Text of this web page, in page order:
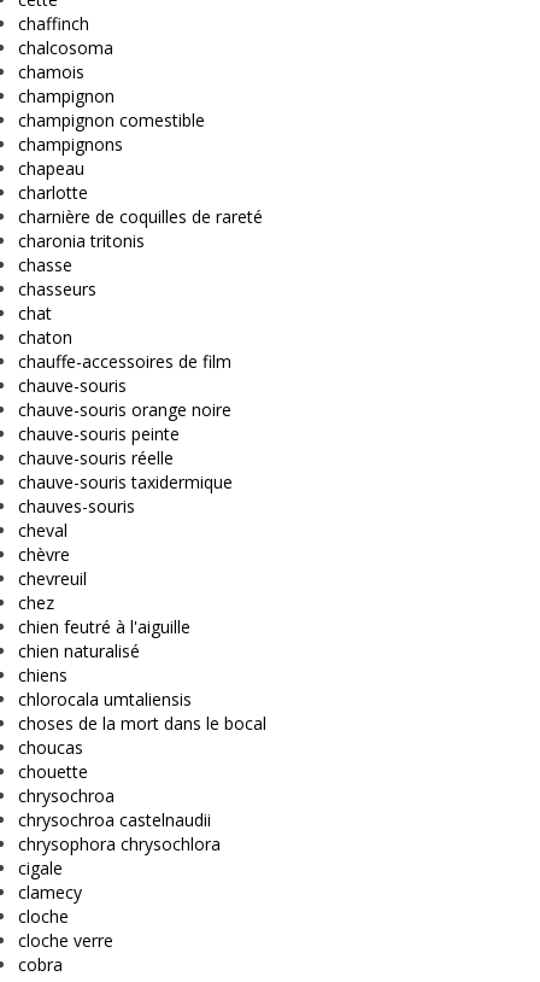
chaffinch
chalcosoma
chamois
champignon
champignon comestible
champignons
chapeau
charlotte
charnière de coquilles de rareté
charonia tritonis
chasse
chasseurs
chat
chaton
chauffe-accessoires de film
chauve-souris
chauve-souris orange noire
chauve-souris peinte
chauve-souris réelle
chauve-souris taxidermique
chauves-souris
cheval
chèvre
chevreuil
chez
chien feutré à l'aiguille
chien naturalisé
chiens
chlorocala umtaliensis
choses de la mort dans le bocal
choucas
chouette
chrysochroa
chrysochroa castelnaudii
chrysophora chrysochlora
cigale
clamecy
cloche
cloche verre
cobra